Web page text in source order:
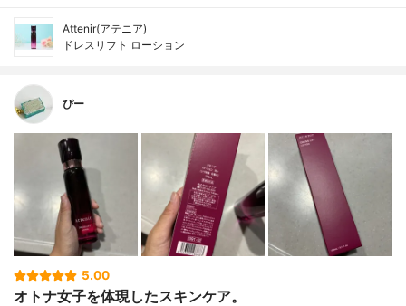
Attenir(アテニア)
ドレスリフト ローション
ぴー
5.00
オトナ女子を体現したスキンケア。